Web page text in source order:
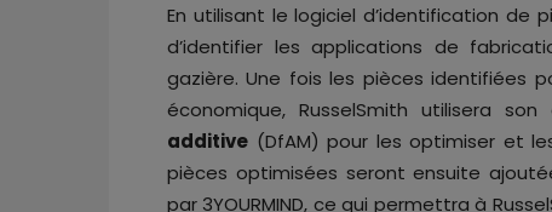
En utilisant le logiciel d’identification de
d’identifier les applications de
gazière. Une fois les pièces identifiées
économique, RusselSmith utilisera
additive (DfAM) pour les optimiser et
pièces optimisées seront ensuite
par 3YOURMIND, ce qui permettra à